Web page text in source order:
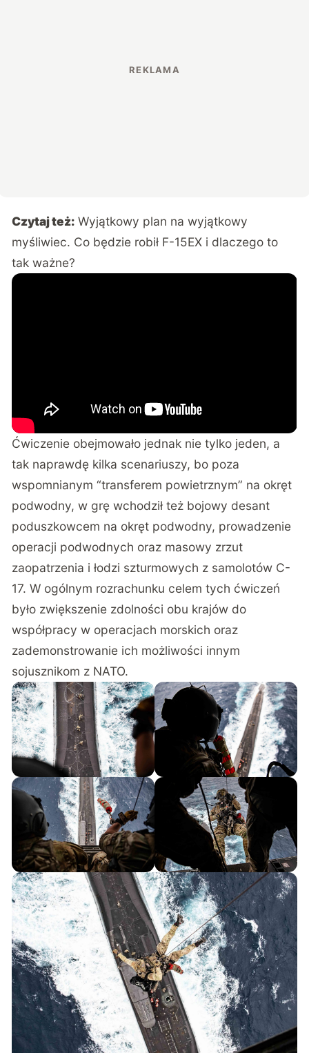
Czytaj też: Wyjątkowy plan na wyjątkowy
myśliwiec. Co będzie robił F-15EX i dlaczego to
tak ważne?
Ćwiczenie obejmowało jednak nie tylko jeden, a
tak naprawdę kilka scenariuszy, bo poza
wspomnianym “transferem powietrznym” na okręt
podwodny, w grę wchodził też bojowy desant
poduszkowcem na okręt podwodny, prowadzenie
operacji podwodnych oraz masowy zrzut
zaopatrzenia i łodzi szturmowych z samolotów C-
17. W ogólnym rozrachunku celem tych ćwiczeń
było zwiększenie zdolności obu krajów do
współpracy w operacjach morskich oraz
zademonstrowanie ich możliwości innym
sojusznikom z NATO.